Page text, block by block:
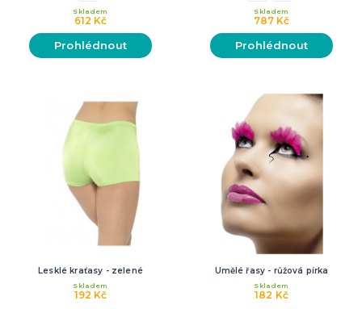
612 Kč
Skladem
Prohlédnout
787 Kč
Skladem
Prohlédnout
Lesklé kraťasy - zelené
192 Kč
Skladem
Umělé řasy - růžová pírka
182 Kč
Skladem